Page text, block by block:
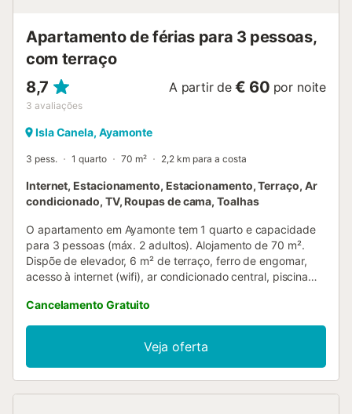
Apartamento de férias para 3 pessoas,
com terraço
8,7
3 avaliações
A partir de € 60 por noite
Isla Canela, Ayamonte
3 pess. 1 quarto 70 m² 2,2 km para a costa
Internet, Estacionamento, Estacionamento, Terraço, Ar
condicionado, TV, Roupas de cama, Toalhas
O apartamento em Ayamonte tem 1 quarto e capacidade
para 3 pessoas (máx. 2 adultos). Alojamento de 70 m².
Dispõe de elevador, 6 m² de terraço, ferro de engomar,
acesso à internet (wifi), ar condicionado central, piscina
televisão. A cozinha independente, em vitrocerâmica, está
equipada com frigorífico, micro-ondas, forno, congelador,
máquina de lavar roupa, loiça/talheres, utensílios/cozinha,
máquina de café, torradeira, chaleira elétrica e
espremedor....
Cancelamento Gratuito
Veja oferta